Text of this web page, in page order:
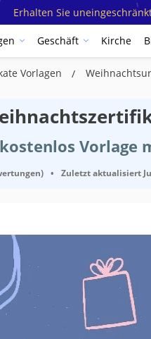
Erhalten Sie
Geschäft Kirche
Vorlagen
Vorlage
• Zuletzt aktualisiert